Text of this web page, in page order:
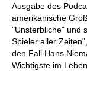
Ausgabe des
amerikanische
"Unsterbliche" und
Spieler aller
den Fall Hans
Wichtigste im